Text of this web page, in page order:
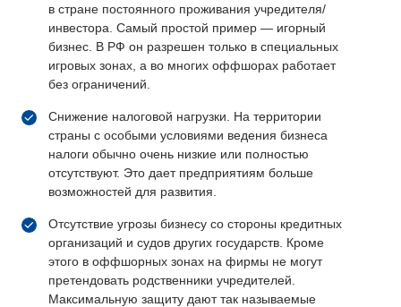
в стране постоянного проживания учредителя/
инвестора. Самый простой пример — игорный
бизнес. В РФ он разрешен только в специальных
игровых зонах, а во многих оффшорах работает
без ограничений.
Снижение налоговой нагрузки. На территории
страны с особыми условиями ведения бизнеса
налоги обычно очень низкие или полностью
отсутствуют. Это дает предприятиям больше
возможностей для развития.
Отсутствие угрозы бизнесу со стороны кредитных
организаций и судов других государств. Кроме
этого в оффшорных зонах на фирмы не могут
претендовать родственники учредителей.
Максимальную защиту дают так называемые